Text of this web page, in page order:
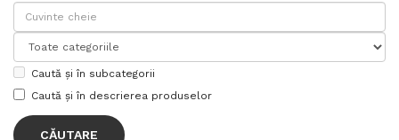
Caută și în subcategorii
Caută și în descrierea produselor